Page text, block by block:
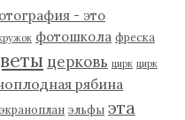
- это
фотошкола фреска
церковь цирк цирк
рябина
экраноплан эльфы эта